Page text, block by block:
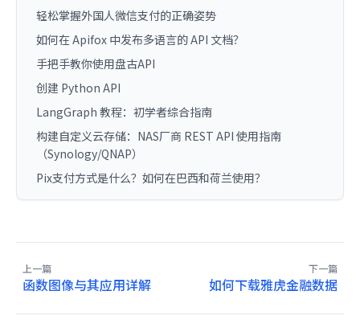
轻松掌握外国人微信支付的正确姿势
如何在 Apifox 中发布多语言的 API 文档？
手把手教你使用盘古API
创建 Python API
LangGraph 教程：初学者综合指南
构建自定义云存储：NAS厂商 REST API 使用指南
（Synology/QNAP）
Pix支付方式是什么？如何在巴西和荷兰使用？
上一篇
函数图像与其应用详解
下一篇
如何下载雅虎金融数据